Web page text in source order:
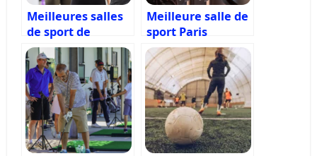
Meilleures salles
de sport de
Bordeaux
Meilleure salle de
sport Paris